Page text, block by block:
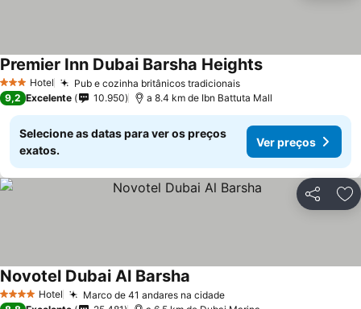
3 EstrelasHotel Pub e cozinha britânicos tradicionais
Premier Inn Dubai Barsha Heights
9,2 Excelente 10.950 a 8.4 km de Ibn Battuta Mall
Selecione as datas para ver os preços
exatos.
Ver preços
Partilhar
4 EstrelasHotel Marco de 41 andares na cidade
Novotel Dubai Al Barsha